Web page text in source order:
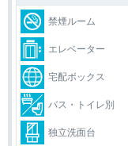
禁煙ルーム
エレベーター
宅配ボックス
バス・トイレ別
独立洗面台